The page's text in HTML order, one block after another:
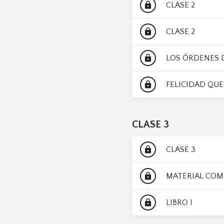
lock CLASE 2
lock CLASE 2
lock LOS ÓRDENES
lock FELICIDAD
CLASE 3
lock CLASE 3
lock MATERIAL
lock LIBRO I